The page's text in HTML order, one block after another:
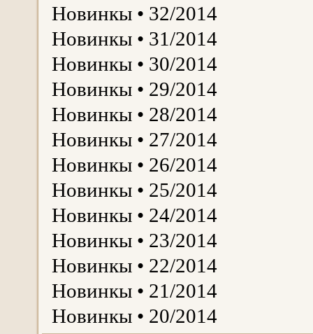
Новинкы • 32/2014
Новинкы • 31/2014
Новинкы • 30/2014
Новинкы • 29/2014
Новинкы • 28/2014
Новинкы • 27/2014
Новинкы • 26/2014
Новинкы • 25/2014
Новинкы • 24/2014
Новинкы • 23/2014
Новинкы • 22/2014
Новинкы • 21/2014
Новинкы • 20/2014